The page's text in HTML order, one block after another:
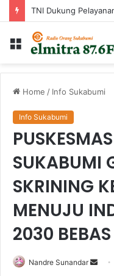
Menu
Home / Info Sukabumi
Info Sukabumi
SUKABUMI
SKRINING
MENUJU
2030
Nandre Sunandar
Send